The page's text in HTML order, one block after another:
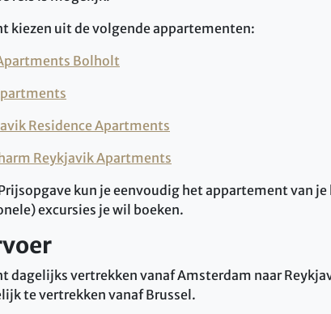
kiezen uit de volgende appartementen:
Bolholt
Residence Apartments
Reykjavik Apartments
kun je eenvoudig het appartement van
excursies je wil boeken.
dagelijks vertrekken vanaf Amsterdam naar
te vertrekken vanaf Brussel.